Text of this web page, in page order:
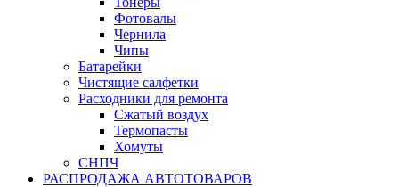
Фотовалы
Чернила
Чипы
Батарейки
Чистящие салфетки
Расходники для ремонта
Сжатый воздух
Термопасты
Хомуты
СНПЧ
РАСПРОДАЖА АВТОТОВАРОВ